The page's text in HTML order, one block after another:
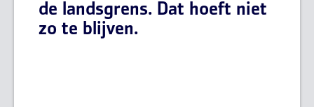
de landsgrens. Dat hoeft niet
zo te blijven.